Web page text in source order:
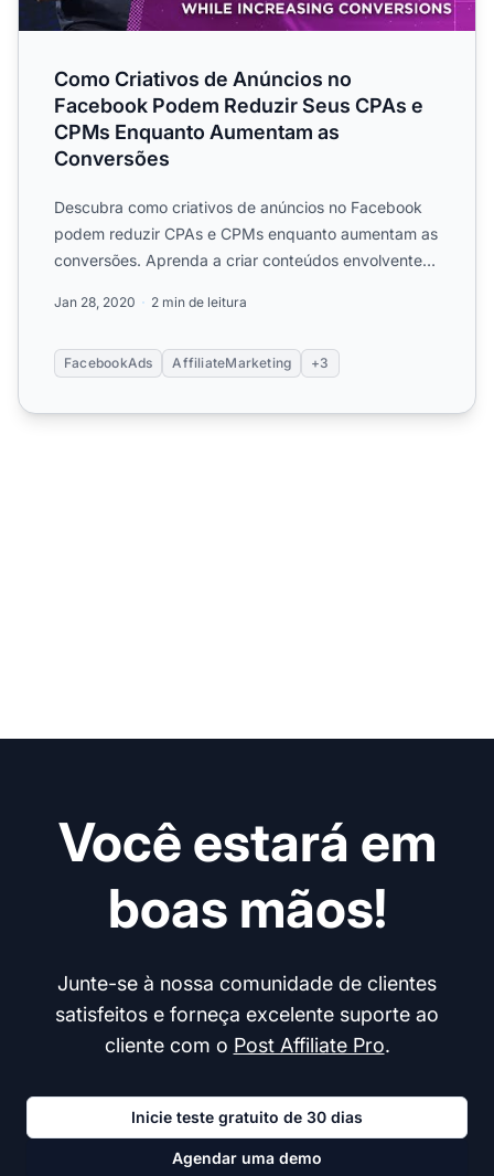
Como Criativos de Anúncios no
Facebook Podem Reduzir Seus CPAs e
CPMs Enquanto Aumentam as
Conversões
Descubra como criativos de anúncios no Facebook
podem reduzir CPAs e CPMs enquanto aumentam as
conversões. Aprenda a criar conteúdos envolventes
Jan 28, 2020 2 min de leitura
FacebookAds AffiliateMarketing +3
Você estará em
boas mãos!
Junte-se à nossa comunidade de clientes
satisfeitos e forneça excelente suporte ao
cliente com o Post Affiliate Pro.
Inicie teste gratuito de 30 dias
Agendar uma demo